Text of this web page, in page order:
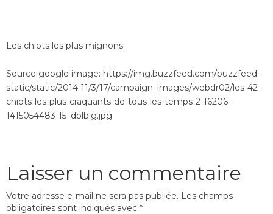
Les chiots les plus mignons
Source google image: https://img.buzzfeed.com/buzzfeed-
static/static/2014-11/3/17/campaign_images/webdr02/les-42-
chiots-les-plus-craquants-de-tous-les-temps-2-16206-
1415054483-15_dblbig.jpg
Laisser un commentaire
Votre adresse e-mail ne sera pas publiée. Les champs
obligatoires sont indiqués avec *